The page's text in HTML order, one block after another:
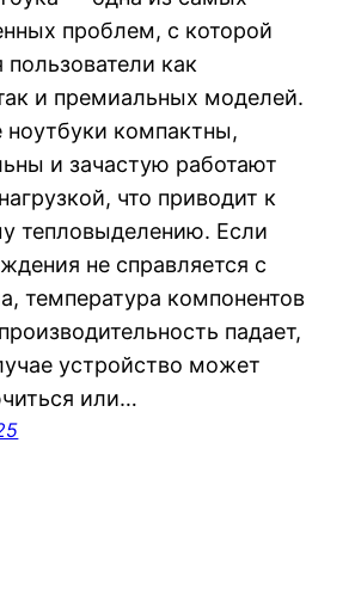
проблем, с которой
пользователи как
и премиальных моделей.
компактны,
и зачастую работают
что приводит к
тепловыделению. Если
не справляется с
температура компонентов
падает,
устройство может
или…